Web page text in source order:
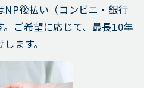
NP後払い（コンビニ・銀行
ご希望に応じて、最長10年
ます。